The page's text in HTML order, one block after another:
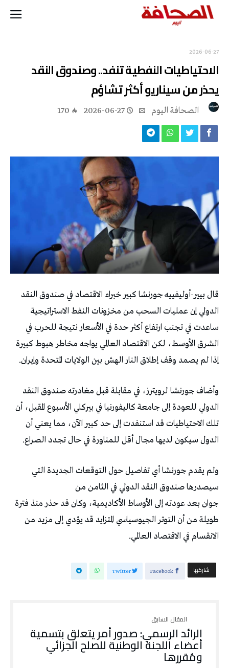
2026-06-27
الاحتياطيات النفطية تنفد.. وصندوق النقد
يحذر من سيناريو أكثر تشاؤم
2026-06-27
170
قال بيير-أوليفييه جورنشا كبير خبراء الاقتصاد في صندوق النقد
الدولي إن عمليات السحب من مخزونات النفط الاستراتيجية
ساعدت في تجنب ارتفاع أكثر حدة في الأسعار نتيجة للحرب في
الشرق الأوسط، لكن الاقتصاد العالمي يواجه مخاطر هبوط كبيرة
إذا لم يصمد وقف إطلاق النار الهش بين الولايات المتحدة وإيران.
وأضاف جورنشا لرويترز، في مقابلة قبل مغادرته صندوق النقد
الدولي للعودة إلى جامعة كاليفورنيا في بيركلي الأسبوع المقبل، أن
تلك الاحتياطيات قد استنفدت إلى حد كبير الآن، مما يعني أن
الدول سيكون لديها مجال أقل للمناورة في حال تجدد الصراع.
ولم يقدم جورنشا أي تفاصيل حول التوقعات الجديدة التي
سيصدرها صندوق النقد الدولي في الثامن من
جوان بعد عودته إلى الأوساط الأكاديمية، وكان قد حذر منذ فترة
طويلة من أن التوتر الجيوسياسي المتزايد قد يؤدي إلى مزيد من
الانقسام في الاقتصاد العالمي.
‫‫ شاركها‬ Facebook
Twitter
الرائد الرسمي: صدور أمر يتعلق بتسمية
أعضاء اللجنة الوطنية للصلح الجزائي
ومُقررها